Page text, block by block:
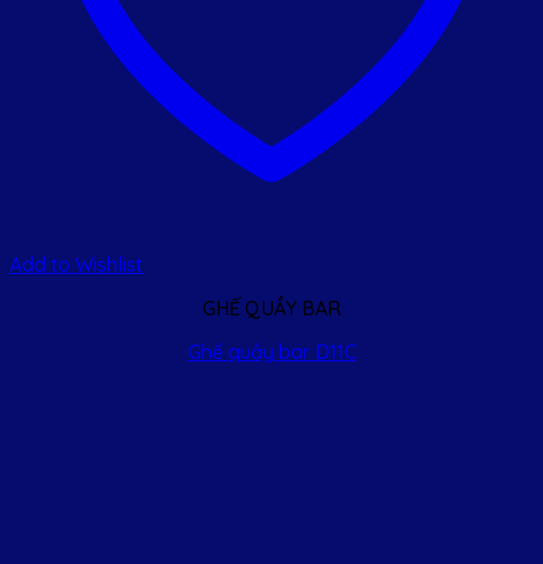
Add to Wishlist
GHẾ QUẦY BAR
Ghế quầy bar D11C